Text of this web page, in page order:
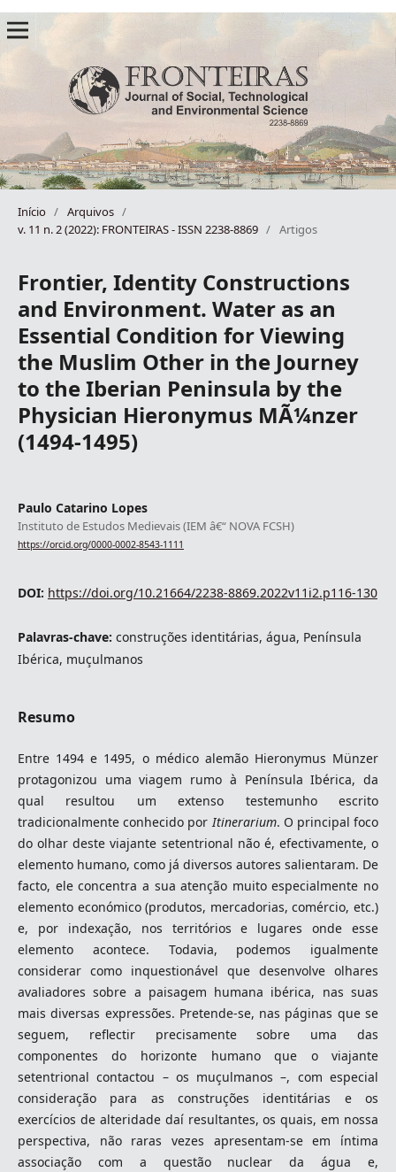
Início / Arquivos /
v. 11 n. 2 (2022): FRONTEIRAS - ISSN 2238-8869 / Artigos
Frontier, Identity Constructions
and Environment. Water as an
Essential Condition for Viewing
the Muslim Other in the Journey
to the Iberian Peninsula by the
Physician Hieronymus MÃ¼nzer
(1494-1495)
Paulo Catarino Lopes
Instituto de Estudos Medievais (IEM â€“ NOVA FCSH)
https://orcid.org/0000-0002-8543-1111
DOI: https://doi.org/10.21664/2238-8869.2022v11i2.p116-130
Palavras-chave: construções identitárias, água, Península
Ibérica, muçulmanos
Resumo
Entre 1494 e 1495, o médico alemão Hieronymus Münzer
protagonizou uma viagem rumo à Península Ibérica, da
qual resultou um extenso testemunho escrito
tradicionalmente conhecido porItinerarium. O principal foco
do olhar deste viajante setentrional não é, efectivamente, o
elemento humano, como já diversos autores salientaram. De
facto, ele concentra a sua atenção muito especialmente no
elemento económico (produtos, mercadorias, comércio, etc.)
e, por indexação, nos territórios e lugares onde esse
elemento acontece. Todavia, podemos igualmente
considerar como inquestionável que desenvolve olhares
avaliadores sobre a paisagem humana ibérica, nas suas
mais diversas expressões. Pretende-se, nas páginas que se
seguem, reflectir precisamente sobre uma das
componentes do horizonte humano que o viajante
setentrional contactou – os muçulmanos –, com especial
consideração para as construções identitárias e os
exercícios de alteridade daí resultantes, os quais, em nossa
perspectiva, não raras vezes apresentam-se em íntima
associação com a questão nuclear da água e,